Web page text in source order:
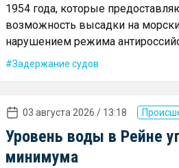
1954 года, которые
возможность высадки на
нарушением режима
Задержание судов
03 августа 2026 / 13:18
Уровень воды в Рейне
минимума